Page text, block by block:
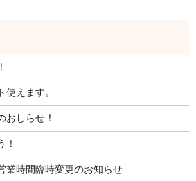
使えます。
おしらせ！
！
業時間臨時変更のお知らせ